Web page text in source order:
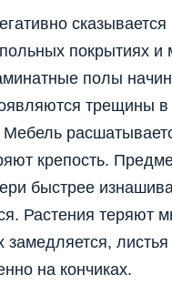
сказывается
покрытиях и
полы
трещины
Мебель
крепость.
быстрее
Растения теряют
замедляется,
на кончиках.